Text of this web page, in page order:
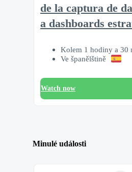
de la captura de
a dashboards
Kolem 1 hodiny a 30
Ve španělštině
Watch now
Minulé události